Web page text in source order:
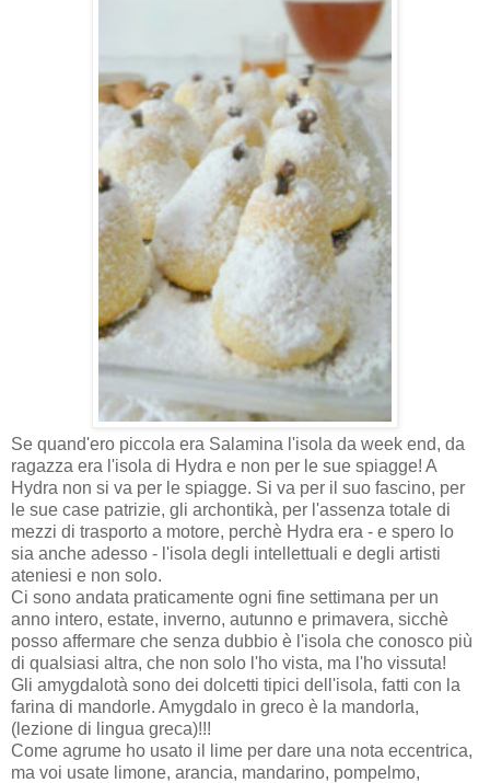
Se quand'ero piccola era Salamina l'isola da week end, da
ragazza era l'isola di Hydra e non per le sue spiagge! A
Hydra non si va per le spiagge. Si va per il suo fascino, per
le sue case patrizie, gli archontikà, per l'assenza totale di
mezzi di trasporto a motore, perchè Hydra era - e spero lo
sia anche adesso - l'isola degli intellettuali e degli artisti
ateniesi e non solo.
Ci sono andata praticamente ogni fine settimana per un
anno intero, estate, inverno, autunno e primavera, sicchè
posso affermare che senza dubbio è l'isola che conosco più
di qualsiasi altra, che non solo l'ho vista, ma l'ho vissuta!
Gli amygdalotà sono dei dolcetti tipici dell'isola, fatti con la
farina di mandorle. Amygdalo in greco è la mandorla,
(lezione di lingua greca)!!!
Come agrume ho usato il lime per dare una nota eccentrica,
ma voi usate limone, arancia, mandarino, pompelmo,